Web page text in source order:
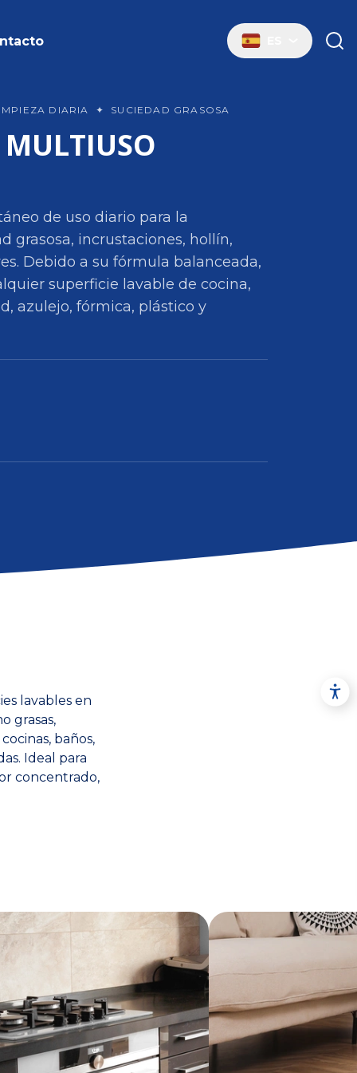
DIARIA ✦ SUCIEDAD GRASOSA
de uso diario para la
grasosa, incrustaciones, hollín,
Debido a su fórmula balanceada,
superficie lavable de cocina,
azulejo, fórmica, plástico y
lavables en
grasas,
baños,
Ideal para
concentrado,